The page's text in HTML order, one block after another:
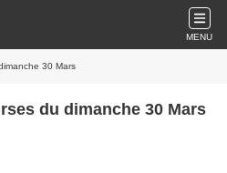
MENU
30 Mars
du dimanche 30 Mars